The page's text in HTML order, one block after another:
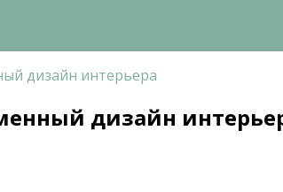
дизайн интерьера
дизайн